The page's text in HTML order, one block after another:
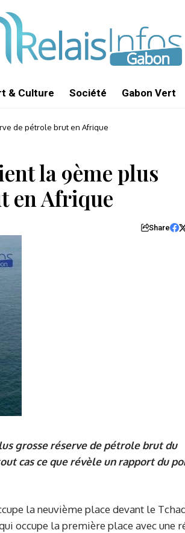
& Culture Société Gabon Vert
de pétrole brut en Afrique
la 9ème plus
en Afrique
Share
grosse réserve de pétrole brut du
cas ce que révèle un rapport du
la neuvième place devant le
occupe la première place avec une